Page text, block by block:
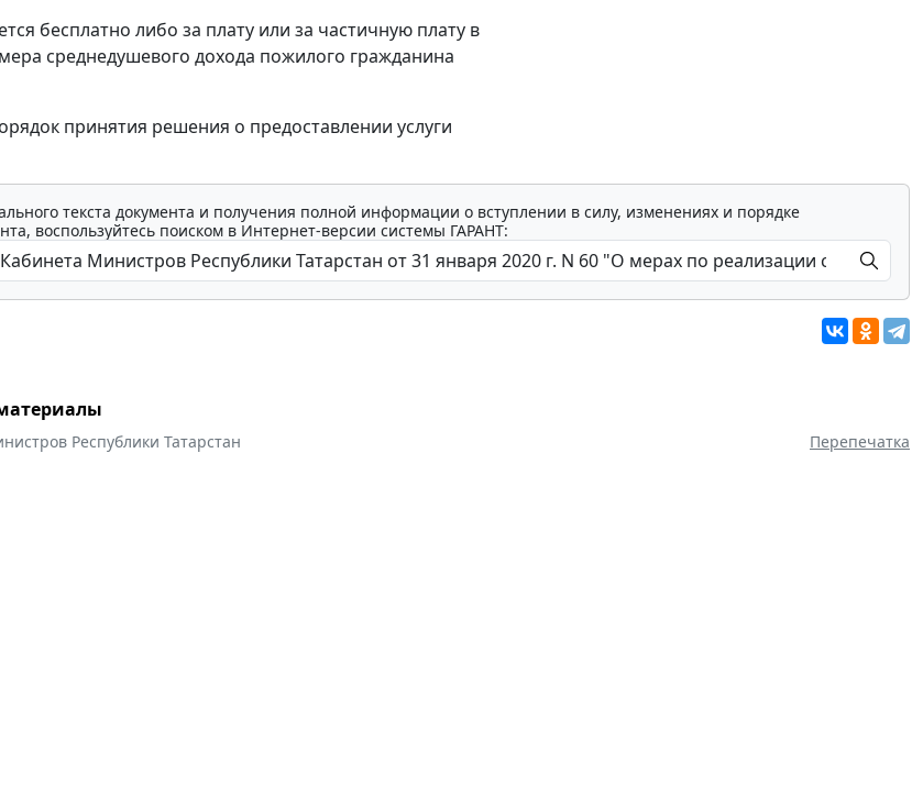
бесплатно либо за плату или за частичную плату в
среднедушевого дохода пожилого гражданина
принятия решения о предоставлении услуги
текста документа и получения полной информации о вступлении в силу, изменениях и порядке
воспользуйтесь поиском в Интернет-версии системы ГАРАНТ:
Республики Татарстан Перепечатка